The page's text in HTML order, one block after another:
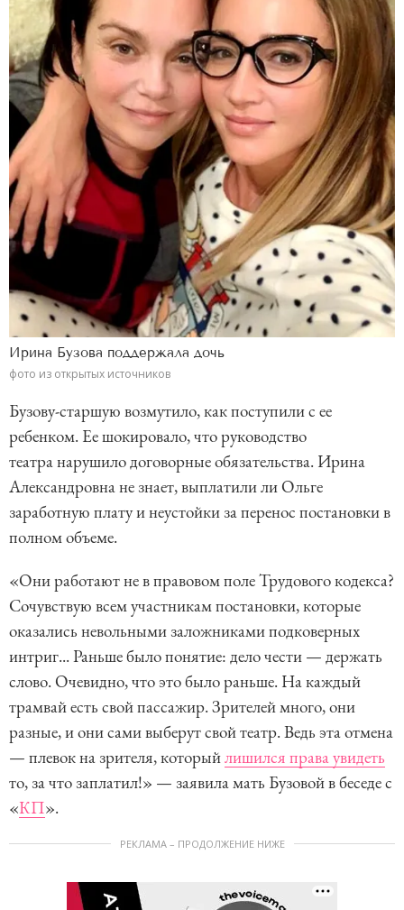
Ирина Бузова поддержала дочь
фото из открытых источников
Бузову-старшую возмутило, как поступили с ее
ребенком. Ее шокировало, что руководство
театра нарушило договорные обязательства. Ирина
Александровна не знает, выплатили ли Ольге
заработную плату и неустойки за перенос постановки в
полном объеме.
«Они работают не в правовом поле Трудового кодекса?
Сочувствую всем участникам постановки, которые
оказались невольными заложниками подковерных
интриг... Раньше было понятие: дело чести — держать
слово. Очевидно, что это было раньше. На каждый
трамвай есть свой пассажир. Зрителей много, они
разные, и они сами выберут свой театр. Ведь эта отмена
— плевок на зрителя, которыйлишился права увидеть
то, за что заплатил!» — заявила мать Бузовой в беседе с
«КП».
РЕКЛАМА – ПРОДОЛЖЕНИЕ НИЖЕ